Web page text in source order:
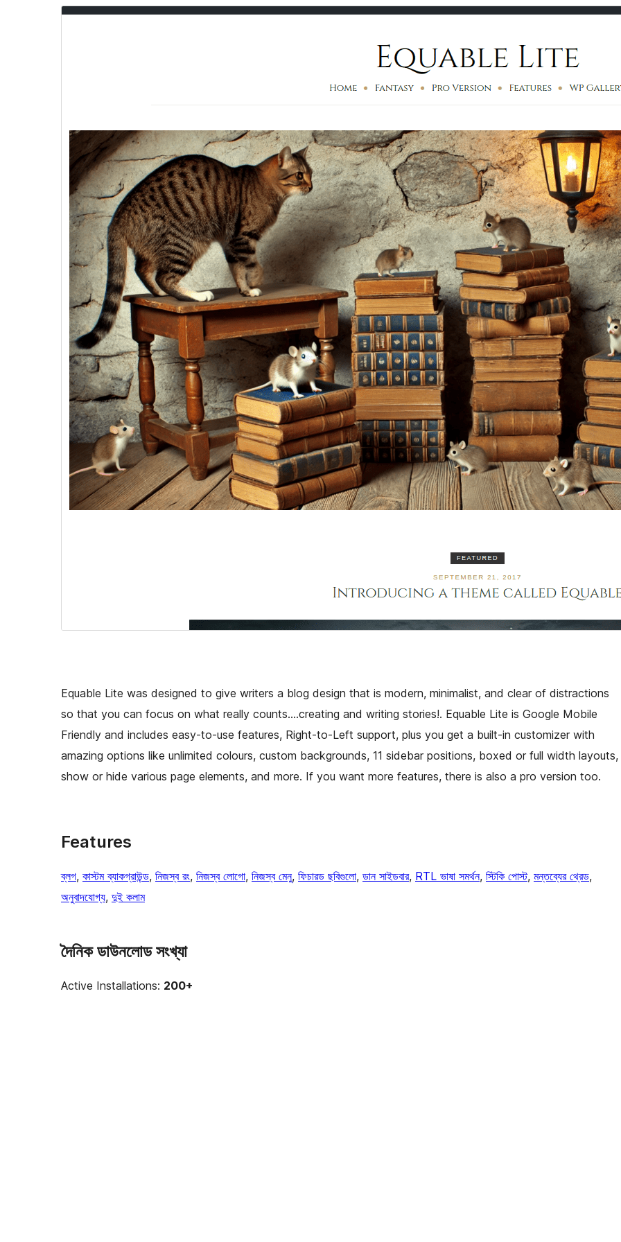
Equable Lite was designed to give writers a blog design that is modern, minimalist, and clear of distractions
so that you can focus on what really counts….creating and writing stories!. Equable Lite is Google Mobile
Friendly and includes easy-to-use features, Right-to-Left support, plus you get a built-in customizer with
amazing options like unlimited colours, custom backgrounds, 11 sidebar positions, boxed or full width layouts,
show or hide various page elements, and more. If you want more features, there is also a pro version too.
Features
ব্লগ, কাস্টম ব্যাকগ্রাউন্ড, নিজস্ব রং, নিজস্ব লোগো, নিজস্ব মেনু, ফিচারড ছবিগুলো, ডান সাইডবার, RTL ভাষা সমর্থন, স্টিকি পোস্ট, মন্তব্যের থ্রেড
অনুবাদযোগ্য, দুই কলাম
দৈনিক ডাউনলোড সংখ্যা
Active Installations: 200+